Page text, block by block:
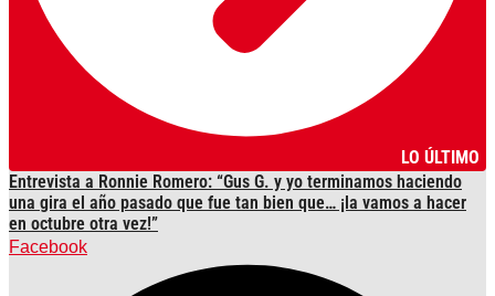
LO ÚLTIMO
Entrevista a Ronnie Romero: “Gus G. y yo terminamos haciendo
una gira el año pasado que fue tan bien que… ¡la vamos a hacer
en octubre otra vez!”
Facebook